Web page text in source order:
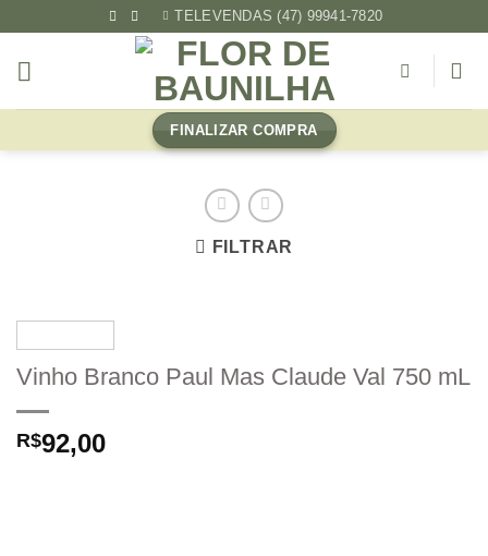
content
TELEVENDAS (47) 99941-7820
FINALIZAR COMPRA
FILTRAR
Vinho Branco Paul Mas Claude Val 750 mL
R$92,00